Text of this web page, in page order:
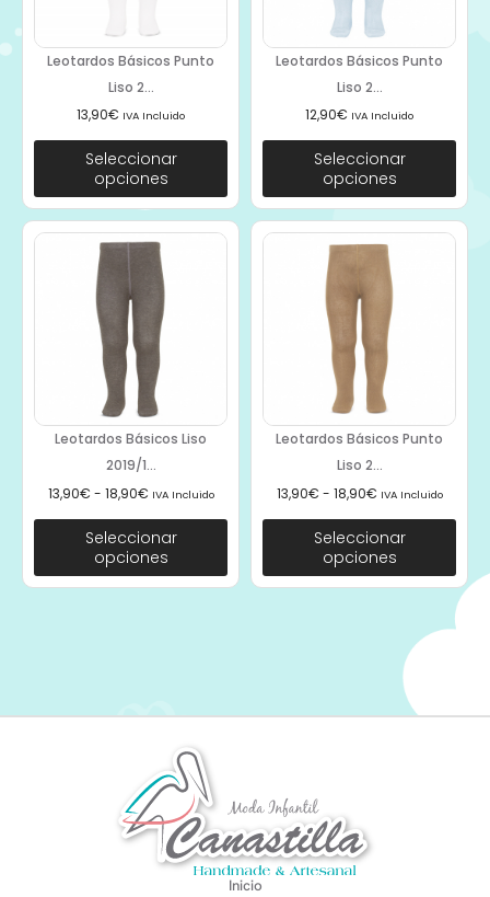
Leotardos Básicos Punto
Liso 2...
13,90€ IVA Incluido
Seleccionar
opciones
Leotardos Básicos Punto
Liso 2...
12,90€ IVA Incluido
Seleccionar
opciones
Leotardos Básicos Liso
2019/1...
13,90€ - 18,90€ IVA Incluido
Seleccionar
opciones
Leotardos Básicos Punto
Liso 2...
13,90€ - 18,90€ IVA Incluido
Seleccionar
opciones
Inicio